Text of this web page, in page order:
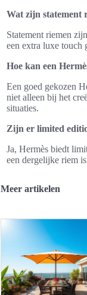
Wat zijn statement
Statement riemen
een extra luxe touch
Hoe kan een
Een goed gekozen
niet alleen bij het
situaties.
Zijn er limited
Ja, Hermès biedt
een dergelijke riem
Meer artikelen